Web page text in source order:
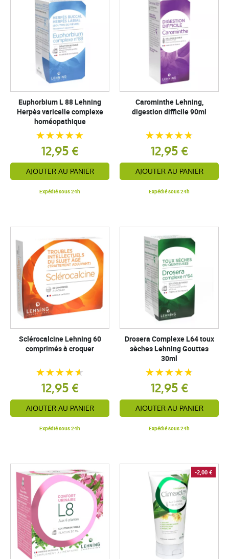
Euphorbium L 88 Lehning
Herpès varicelle complexe
homéopathique
12,95 €
AJOUTER AU PANIER
Expédié sous 24h
Carominthe Lehning,
digestion difficile 90ml
12,95 €
AJOUTER AU PANIER
Expédié sous 24h
Sclérocalcine Lehning 60
comprimés à croquer
12,95 €
AJOUTER AU PANIER
Expédié sous 24h
Drosera Complexe L64 toux
sèches Lehning Gouttes
30ml
12,95 €
AJOUTER AU PANIER
Expédié sous 24h
-2,00 €